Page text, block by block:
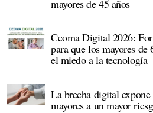
mayores de 45 años
Ceoma Digital 2026:
para que los mayores de
el miedo a la tecnología
La brecha digital expone
mayores a un mayor